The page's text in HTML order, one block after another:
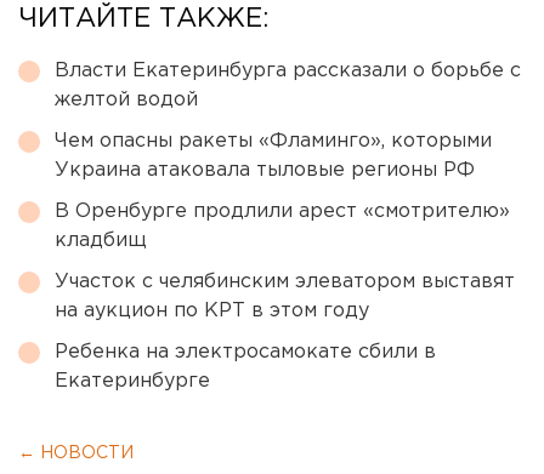
ЧИТАЙТЕ ТАКЖЕ:
Власти Екатеринбурга рассказали о борьбе с
желтой водой
Чем опасны ракеты «Фламинго», которыми
Украина атаковала тыловые регионы РФ
В Оренбурге продлили арест «смотрителю»
кладбищ
Участок с челябинским элеватором выставят
на аукцион по КРТ в этом году
Ребенка на электросамокате сбили в
Екатеринбурге
← НОВОСТИ